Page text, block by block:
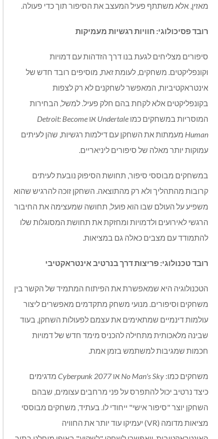
מאזין, אלא משתתף פעיל המעצב את הסיפור תוך כדי פעולה.
רובד פסיכולוגי: חוויות רגשיות מעמיקות
סיפורים מצליחים לגעת בנו דרך הזדהות עם דמויות
וקונפליקטים. משחקים, לעומת זאת, מוסיפים רובד חדש של
אינטראקטיביות, המאפשר לשחקנים לא רק לצפות
בקונפליקטים אלא לקחת בהם חלק פעיל. למשל, הבחירות
המוסריות במשחקים כמו Undertale או Detroit: Become
Human מעמתות את השחקן עם דילמות רגשיות, שהן לעיתים
עמוקות יותר מאלה של סיפורים ליניאריים.
במשחקים מבוססי סיפור, תחושת הסיפוק נובעת לעיתים
קרובות מהתהליך ולא רק מהתוצאה. השחקן זוכה להרגיש שהוא
משפיע על העולם שבו הוא פועל, תחושה שמעצימה את החיבור
הרגשי לאירועים ולדמויות ומחזקת את תחושת המסוגלות שלו
להתמודד עם מצבים כאלה גם במציאות.
רובד טכנולוגי: פריצות דרך בנרטיב אינטראקטיבי
הטכנולוגיה היא שמאפשרת את הפיתוח המתמיד של הקשר בין
משחקים וסיפורים. מנועי משחק מתקדמים מאפשרים ליצור
עולמות דינמיים שמתאימים את עצמם לפעולות השחקן, בעוד
שבינה מלאכותית מתחילה להכניס מימד חדש של דמויות
חכמות שמגיבות למשתמש בזמן אמת.
משחקים כמו: No Man's Sky אוCyberpunk 2077 מדגימים
כיצד נרטיב יכול להתפרס על פני מרחבים עצומים, שבהם
השחקן יוצר "סיפור אישי" ייחודי לו. בעתיד, משחקים מבוססי
מציאות מדומה (VR) יעמיקו עוד יותר את החוויה